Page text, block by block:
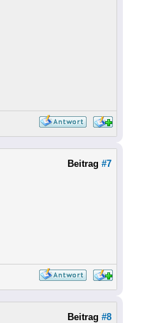
Beitrag #7
Beitrag #8